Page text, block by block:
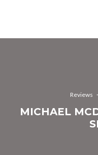
Reviews ·
MICHAEL